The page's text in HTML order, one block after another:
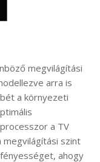
megvilágítási
arra is
a környezeti
a TV
szint
ahogy